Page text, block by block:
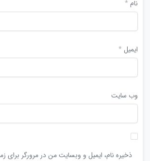
نام *
ایمیل *
وب‌ سایت
ذخیره نام، ایمیل و وبسایت من در مرورگر برای